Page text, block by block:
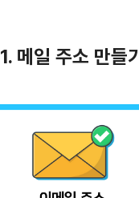
1. 메일 주소 만들기